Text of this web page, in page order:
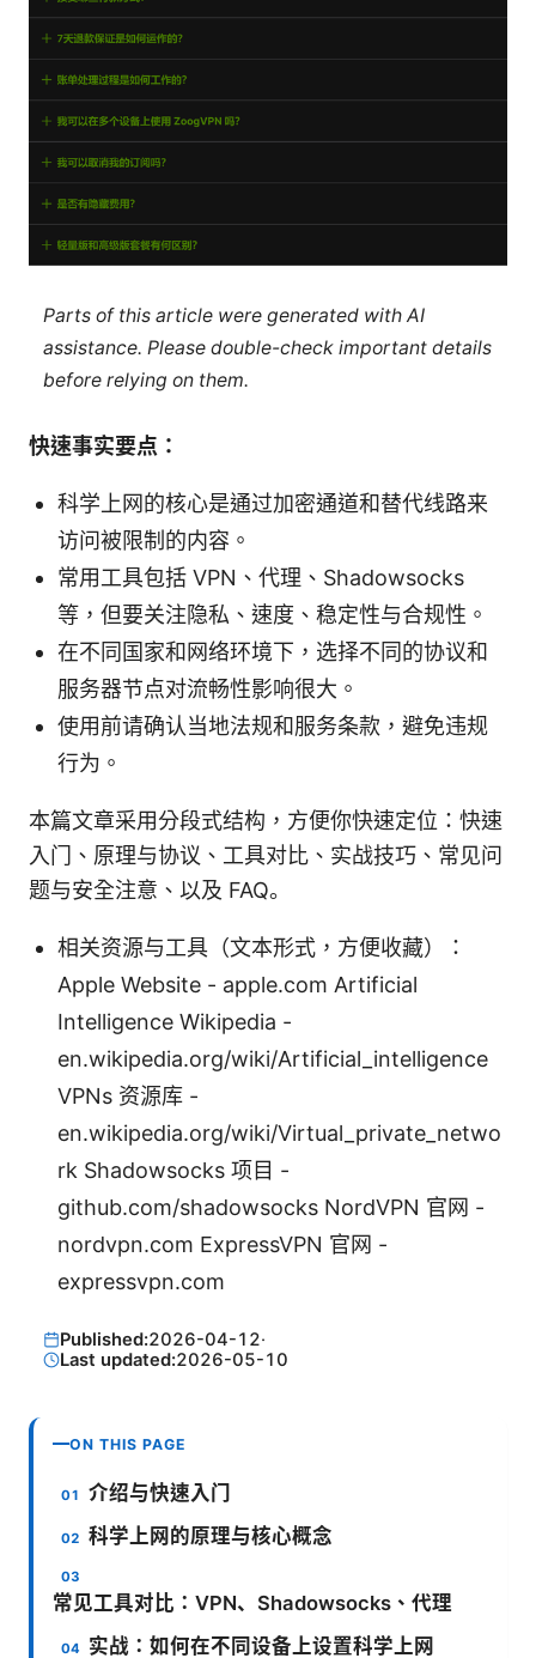
Parts of this article were generated with AI
assistance. Please double-check important details
before relying on them.
快速事实要点：
科学上网的核心是通过加密通道和替代线路来
访问被限制的内容。
常用工具包括 VPN、代理、Shadowsocks
等，但要关注隐私、速度、稳定性与合规性。
在不同国家和网络环境下，选择不同的协议和
服务器节点对流畅性影响很大。
使用前请确认当地法规和服务条款，避免违规
行为。
本篇文章采用分段式结构，方便你快速定位：快速
入门、原理与协议、工具对比、实战技巧、常见问
题与安全注意、以及 FAQ。
相关资源与工具（文本形式，方便收藏）：
Apple Website - apple.com Artificial
Intelligence Wikipedia -
en.wikipedia.org/wiki/Artificial_intelligence
VPNs 资源库 -
en.wikipedia.org/wiki/Virtual_private_netwo
rk Shadowsocks 项目 -
github.com/shadowsocks NordVPN 官网 -
nordvpn.com ExpressVPN 官网 -
expressvpn.com
Published:2026-04-12·
Last updated:2026-05-10
ON THIS PAGE
介绍与快速入门
科学上网的原理与核心概念
常见工具对比：VPN、Shadowsocks、代理
实战：如何在不同设备上设置科学上网